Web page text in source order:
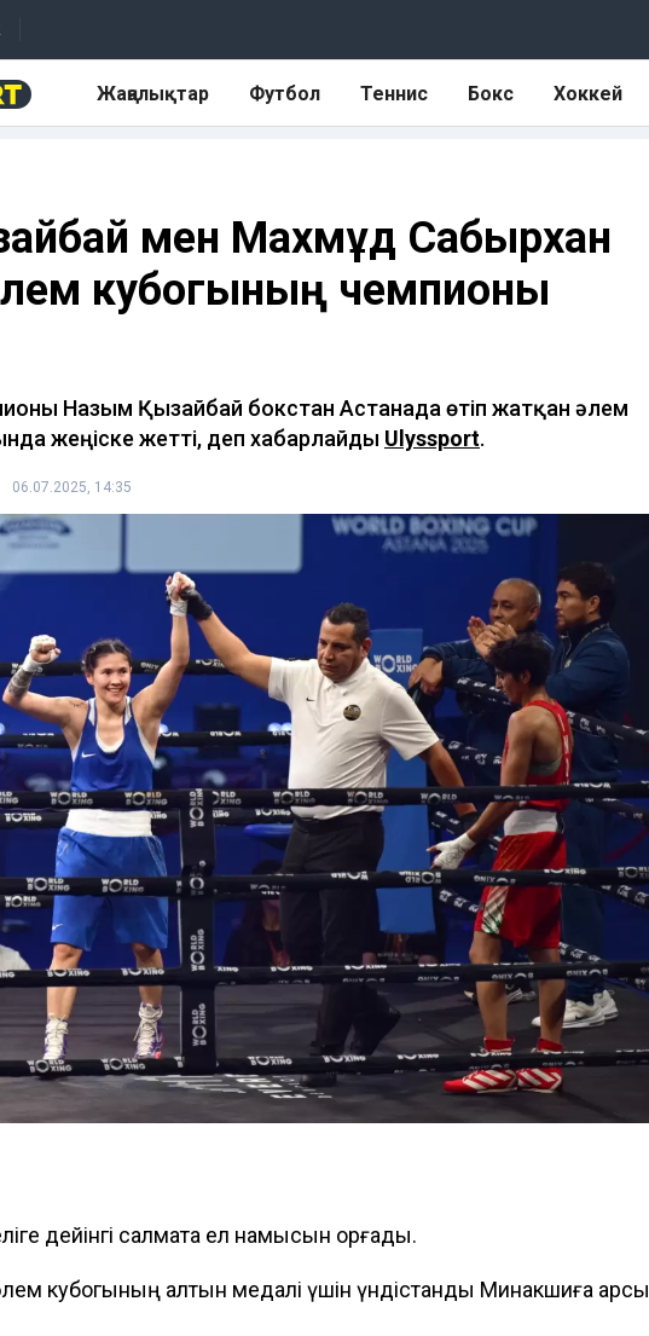
Жаңалықтар Футбол Теннис Бокс Хоккей
мен Махмұд Сабырхан
кубогының чемпионы
Назым Қызайбай бокстан Астанада өтіп жатқан әлем
жеңіске жетті, деп хабарлайды Ulyssport.
06.07.2025, 14:35
дейінгі салмақта ел намысын қорғады.
кубогының алтын медалі үшін үндістандық Минакшиға қарсы